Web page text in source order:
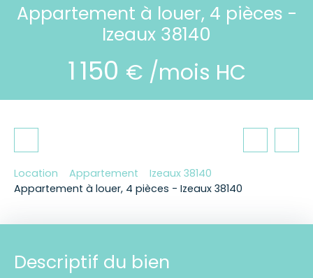
Appartement à louer, 4 pièces -
Izeaux 38140
1 150 € /mois HC
Location Appartement
Izeaux 38140
Appartement à louer, 4 pièces - Izeaux 38140
Descriptif du bien